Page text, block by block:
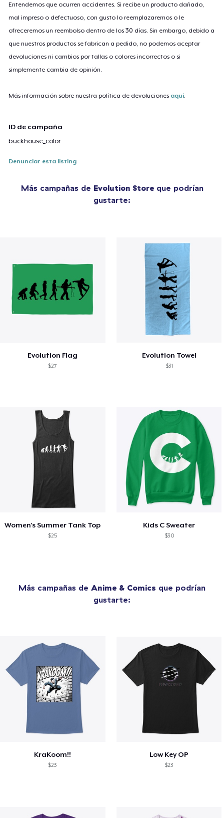
Entendemos que ocurren accidentes. Si recibe un producto dañado,
mal impreso o defectuoso, con gusto lo reemplazaremos o le
ofreceremos un reembolso dentro de los 30 días. Sin embargo, debido a
que nuestros productos se fabrican a pedido, no podemos aceptar
devoluciones ni cambios por tallas o colores incorrectos o si
simplemente cambia de opinión.
Más información sobre nuestra política de devoluciones aquí.
ID de campaña
buckhouse_color
Denunciar esta listing
Más campañas de Evolution Store que podrían
gustarte:
Evolution Flag
$27
Evolution Towel
$31
Women's Summer Tank Top
$25
Kids C Sweater
$30
Más campañas de Anime & Comics que podrían
gustarte:
KraKoom!!
$23
Low Key OP
$23